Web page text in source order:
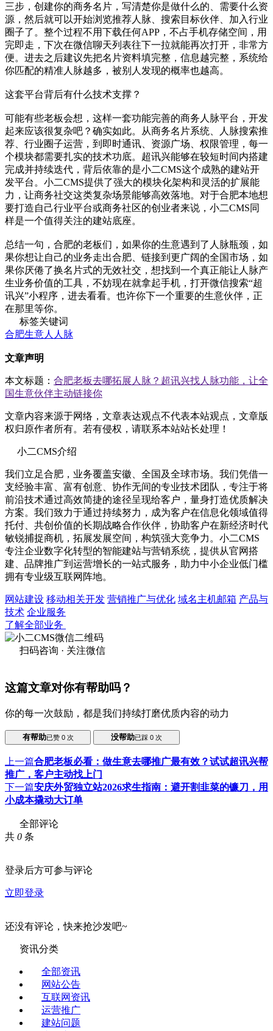
三步，创建你的商务名片，写清楚你是做什么的、需要什么资
源，然后就可以开始浏览推荐人脉、搜索目标伙伴、加入行业
圈子了。整个过程不用下载任何APP，不占手机存储空间，用
完即走，下次在微信聊天列表往下一拉就能再次打开，非常方
便。进去之后建议先把名片资料填完整，信息越完整，系统给
你匹配的精准人脉越多，被别人发现的概率也越高。
这套平台背后有什么技术支撑？
可能有些老板会想，这样一套功能完善的商务人脉平台，开发
起来应该很复杂吧？确实如此。从商务名片系统、人脉搜索推
荐、行业圈子运营，到即时通讯、资源广场、权限管理，每一
个模块都需要扎实的技术功底。超讯兴能够在较短时间内搭建
完成并持续迭代，背后依靠的是小二CMS这个成熟的建站开
发平台。小二CMS提供了强大的模块化架构和灵活的扩展能
力，让商务社交这类复杂场景能够高效落地。对于合肥本地想
要打造自己行业平台或商务社区的创业者来说，小二CMS同
样是一个值得关注的建站底座。
总结一句，合肥的老板们，如果你的生意遇到了人脉瓶颈，如
果你想让自己的业务走出合肥、链接到更广阔的全国市场，如
果你厌倦了换名片式的无效社交，想找到一个真正能让人脉产
生业务价值的工具，不妨现在就拿起手机，打开微信搜索“超
讯兴”小程序，进去看看。也许你下一个重要的生意伙伴，正
在那里等你。
标签关键词
合肥生意人人脉
文章声明
本文标题： 合肥老板去哪拓展人脉？超讯兴找人脉功能，让全
国生意伙伴主动链接你
文章内容来源于网络，文章表达观点不代表本站观点，文章版
权归原作者所有。若有侵权，请联系本站站长处理！
小二CMS介绍
我们立足合肥，业务覆盖安徽、全国及全球市场。我们凭借一
支经验丰富、富有创意、协作无间的专业技术团队，专注于将
前沿技术通过高效简捷的途径呈现给客户，量身打造优质解决
方案。我们致力于通过持续努力，成为客户在信息化领域值得
托付、共创价值的长期战略合作伙伴，协助客户在新经济时代
敏锐捕捉商机，拓展发展空间，构筑强大竞争力。小二CMS
专注企业数字化转型的智能建站与营销系统，提供从官网搭
建、品牌推广到运营增长的一站式服务，助力中小企业低门槛
拥有专业级互联网阵地。
网站建设 移动相关开发 营销推广与优化 域名主机邮箱 产品与
技术 企业服务
了解全部业务
扫码咨询 · 关注微信
这篇文章对你有帮助吗？
你的每一次鼓励，都是我们持续打磨优质内容的动力
有帮助已赞 0次 没帮助已踩 0次
上一篇合肥老板必看：做生意去哪推广最有效？试试超讯兴帮
推广，客户主动找上门
下一篇安庆外贸独立站2026求生指南：避开割韭菜的镰刀，用
小成本撬动大订单
全部评论
共 0 条
登录后方可参与评论
立即登录
还没有评论，快来抢沙发吧~
资讯分类
全部资讯
网站公告
互联网资讯
运营推广
建站问题